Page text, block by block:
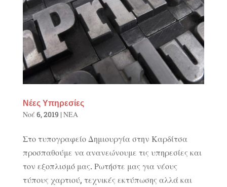
Νέες Υπηρεσίες
Νοέ 6, 2019 | ΝΕΑ
Στο τυπογραφείο Δημιουργία στην Καρδίτσα
προσπαθούμε να ανανεώνουμε τις υπηρεσίες και
τον εξοπλισμό μας. Ρωτήστε μας για νέους
τύπους χαρτιού, τεχνικές εκτύπωσης αλλά και